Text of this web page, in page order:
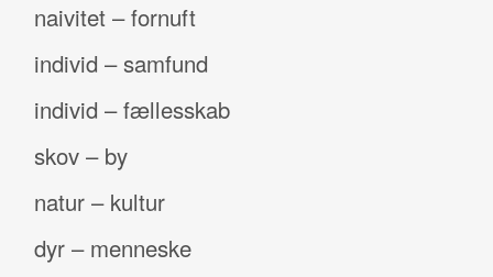
naivitet – fornuft
individ – samfund
individ – fællesskab
skov – by
natur – kultur
dyr – menneske